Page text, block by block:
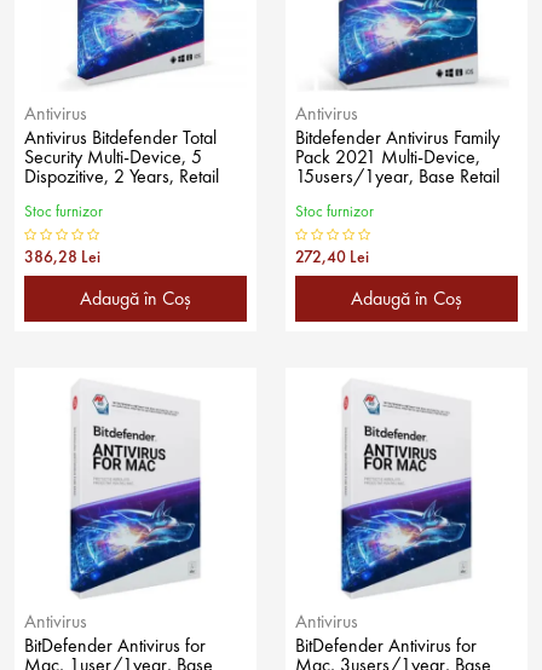
Antivirus
Antivirus Bitdefender Total
Security Multi-Device, 5
Dispozitive, 2 Years, Retail
Stoc furnizor
386,28 Lei
Adaugă în Coş
Antivirus
Bitdefender Antivirus Family
Pack 2021 Multi-Device,
15users/1year, Base Retail
Stoc furnizor
272,40 Lei
Adaugă în Coş
Antivirus
BitDefender Antivirus for
Mac, 1user/1year, Base
Antivirus
BitDefender Antivirus for
Mac, 3users/1year, Base